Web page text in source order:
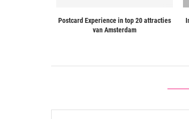
Postcard Experience in top 20 attracties
van Amsterdam